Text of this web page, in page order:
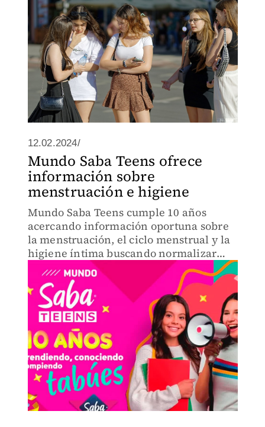
12.02.2024/
Mundo Saba Teens ofrece
información sobre
menstruación e higiene
Mundo Saba Teens cumple 10 años
acercando información oportuna sobre
la menstruación, el ciclo menstrual y la
higiene íntima buscando normalizar
estos temas. A la fecha han impactado a
más de 600 mil niños y niñas, así como a
más de 10 mil padres.